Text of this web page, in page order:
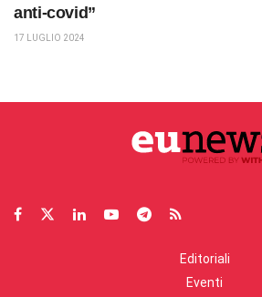
anti-covid”
17 LUGLIO 2024
Editoriali
Eventi